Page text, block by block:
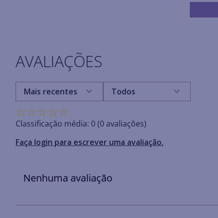
AVALIAÇÕES
☆☆☆☆☆
Classificação média: 0(0 avaliações)
Faça login para escrever uma avaliação.
Mais recentes Todos
Nenhuma avaliação